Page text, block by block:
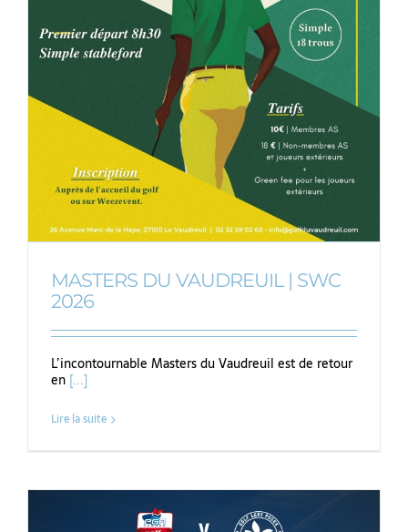
MASTERS DU VAUDREUIL | SWC
2026
L’incontournable Masters du Vaudreuil est de retour
en [...]
Lire la suite